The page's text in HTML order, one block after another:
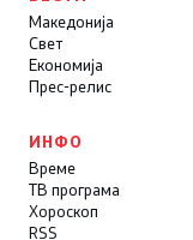
Македонија
Свет
Економија
Прес-релис
ИНФО
Време
ТВ програма
Хороскоп
RSS